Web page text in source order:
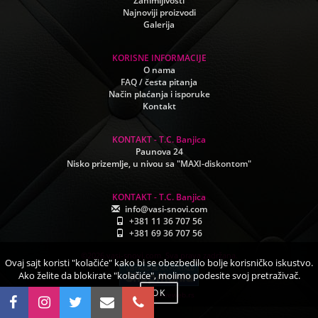
Najnoviji proizvodi
Galerija
KORISNE INFORMACIJE
O nama
FAQ / česta pitanja
Način plaćanja i isporuke
Kontakt
KONTAKT - T.C. Banjica
Paunova 24
Nisko prizemlje, u nivou sa "MAXI-diskontom"
KONTAKT - T.C. Banjica
info@vasi-snovi.com
+381 11 36 707 56
+381 69 36 707 56
www.creativeweb.rs
Ovaj sajt koristi "kolačiće" kako bi se obezbedilo bolje korisničko iskustvo.
Ako želite da blokirate "kolačiće", molimo podesite svoj pretraživač.
OK